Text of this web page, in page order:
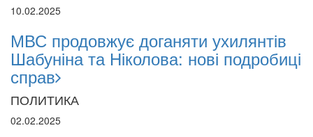
10.02.2025
МВС продовжує доганяти ухилянтів
Шабуніна та Ніколова: нові подробиці
справ
ПОЛИТИКА
02.02.2025